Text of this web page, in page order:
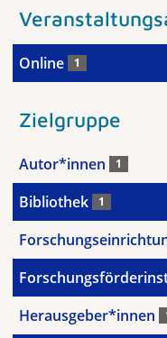
Online 1
Zielgruppe
Autor*innen 1
Bibliothek 1
Herausgeber*innen